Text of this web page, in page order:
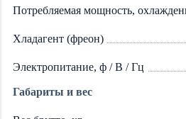
Потребляемая мощность,
Хладагент (фреон)
Электропитание, ф / В / Гц
Габариты и вес